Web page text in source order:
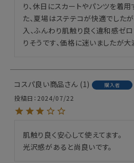
り、休日にスカートやパンツを着
た、夏場はステテコが快適でした
入、ふんわり肌触り良く違和感ゼ
りそうです、価格に迷いましたが大
コスパ良い商品 1 購入者
投稿日
2024/07/22
肌触り良く安心して使えてます。
光沢感があると尚良いです。